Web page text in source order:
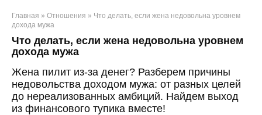
Главная » Отношения » Что делать, если жена недовольна уровнем
дохода мужа
Что делать, если жена недовольна уровнем
дохода мужа
Жена пилит из-за денег? Разберем причины
недовольства доходом мужа: от разных целей
до нереализованных амбиций. Найдем выход
из финансового тупика вместе!